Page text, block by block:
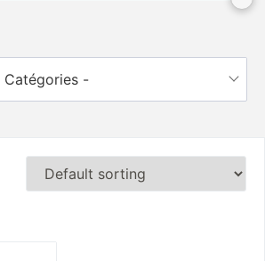
Catégories -